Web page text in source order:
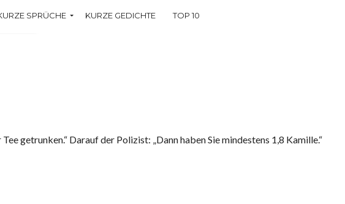
SPRÜCHE KURZE GEDICHTE TOP 10
getrunken.“ Darauf der Polizist: „Dann haben Sie mindestens 1,8 Kamille.“